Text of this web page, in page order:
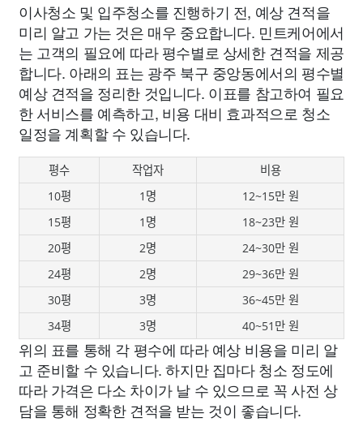
이사청소 및 입주청소를 진행하기 전, 예상 견적을
미리 알고 가는 것은 매우 중요합니다. 민트케어에서
는 고객의 필요에 따라 평수별로 상세한 견적을 제공
합니다. 아래의 표는 광주 북구 중앙동에서의 평수별
예상 견적을 정리한 것입니다. 이표를 참고하여 필요
한 서비스를 예측하고, 비용 대비 효과적으로 청소
일정을 계획할 수 있습니다.
평수 작업자
비용
10평
1명
12~15만 원
15평
1명
18~23만 원
20평
2명
24~30만 원
24평
2명
29~36만 원
30평
3명
36~45만 원
34평
3명 40~51만 원
위의 표를 통해 각 평수에 따라 예상 비용을 미리 알
고 준비할 수 있습니다. 하지만 집마다 청소 정도에
따라 가격은 다소 차이가 날 수 있으므로 꼭 사전 상
담을 통해 정확한 견적을 받는 것이 좋습니다.